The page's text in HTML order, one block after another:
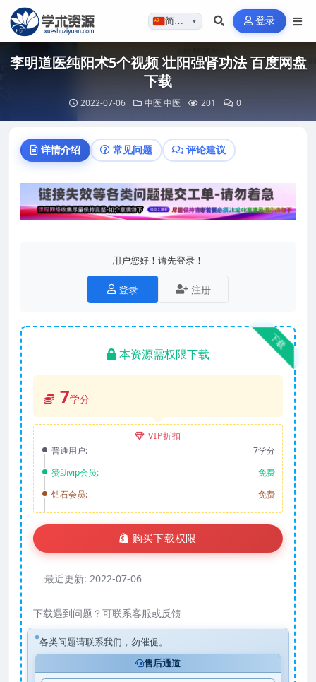
简体…▼ 登录
李明道医纯阳术5个视频 壮阳强肾功法 百度网盘
下载
2022-07-06 中医 中医 201 0
详情介绍 常见问题 评论建议
用户您好！请先登录！
登录 注册
下载
本资源需权限下载
7学分
VIP折扣
普通用户:
7学分
赞助vip会员:
免费
钻石会员:
免费
购买下载权限
最近更新: 2022-07-06
下载遇到问题？可联系客服或反馈
各类问题请联系我们，勿催促。
售后通道